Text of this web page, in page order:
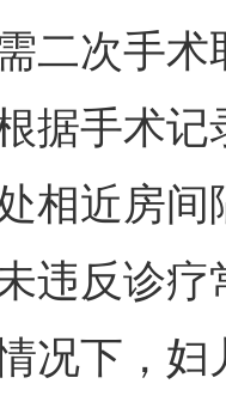
二次手
据手术
相近房
违反诊
况下，